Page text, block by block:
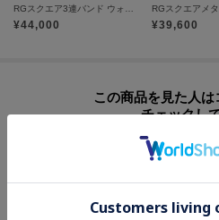
RGスクエア3連バンド ウォッチ（ブラックマット）
¥44,000 ¥39,600
この商品を見た人
チェックし